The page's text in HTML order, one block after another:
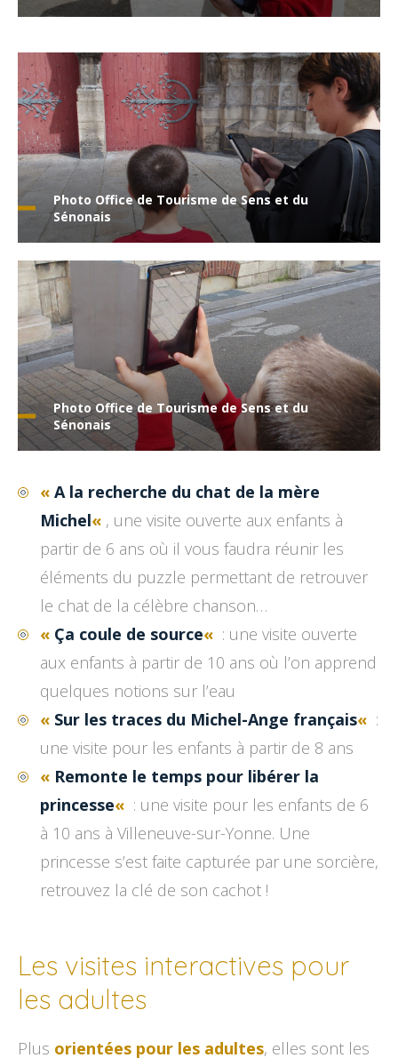
Photo Office de Tourisme de Sens et du
Sénonais
Photo Office de Tourisme de Sens et du
Sénonais
« A la recherche du chat de la mère
Michel« , une visite ouverte aux enfants à
partir de 6 ans où il vous faudra réunir les
éléments du puzzle permettant de retrouver
le chat de la célèbre chanson…
« Ça coule de source« : une visite ouverte
aux enfants à partir de 10 ans où l’on apprend
quelques notions sur l’eau
« Sur les traces du Michel-Ange français« :
une visite pour les enfants à partir de 8 ans
« Remonte le temps pour libérer la
princesse« : une visite pour les enfants de 6
à 10 ans à Villeneuve-sur-Yonne. Une
princesse s’est faite capturée par une sorcière,
retrouvez la clé de son cachot !
Les visites interactives pour
les adultes
Plus orientées pour les adultes, elles sont les